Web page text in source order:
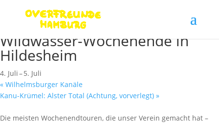
« Alle Veranstaltungen
Diese Veranstaltung hat bereits stattgefunden.
Wildwasser-Wochenende in
Hildesheim
4. Juli–5. Juli
« Wilhelmsburger Kanäle
Kanu-Krümel: Alster Total (Achtung, vorverlegt) »
Die meisten Wochenendtouren, die unser Verein gemacht hat –